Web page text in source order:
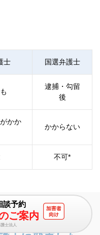
士 国選弁護士
逮捕・勾留
後
かか
かからない
不可*
談予約
ご案内
士法人